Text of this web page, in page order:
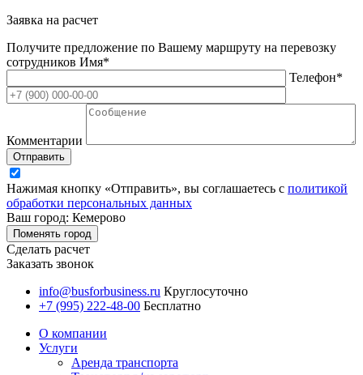
Заявка на расчет
Получите предложение по Вашему маршруту на перевозку
сотрудников Имя*
Телефон*
Комментарии
Отправить
Нажимая кнопку «Отправить», вы соглашаетесь с политикой
обработки персональных данных
Ваш город: Кемерово
Поменять город
Сделать расчет
Заказать звонок
info@busforbusiness.ru Круглосуточно
+7 (995) 222-48-00 Бесплатно
О компании
Услуги
Аренда транспорта